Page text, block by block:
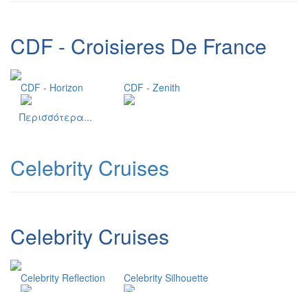
CDF - Croisieres De France
CDF - Horizon CDF - Zenith
Περισσότερα...
Celebrity Cruises
Celebrity Cruises
Celebrity Reflection
Celebrity Silhouette